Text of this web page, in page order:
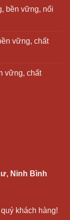
bền vững, nổi
vững, chất
vững, chất
Ninh Bình
khách hàng!